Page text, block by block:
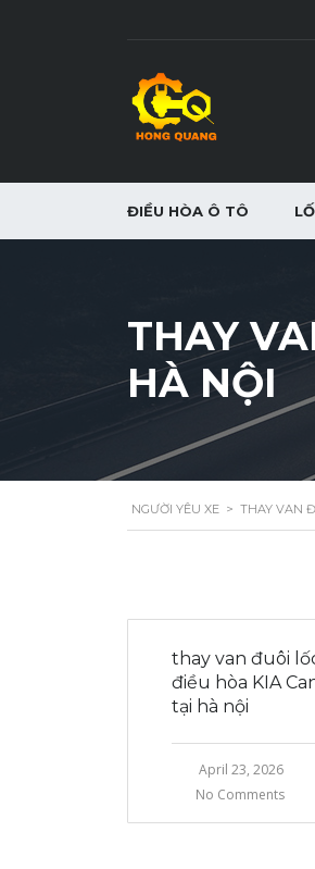
ĐIỀU HÒA Ô TÔ
THAY
HÀ NỘI
NGƯỜI YÊU XE > THAY VAN
thay van đuôi
điều hòa KIA
tại hà nội
April 23, 2026
No Comments